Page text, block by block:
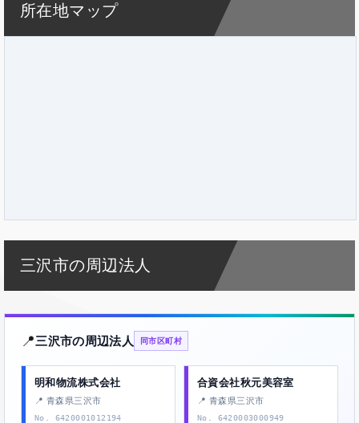
所在地マップ
三沢市の周辺法人
📍三沢市の周辺法人 同市区町村
明和物流株式会社
📍 青森県三沢市
No. 6420001012194
合資会社秋元美容室
📍 青森県三沢市
No. 6420003000949